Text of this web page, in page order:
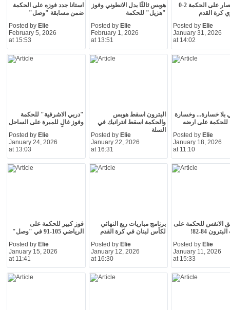
استانا جدد فوزه على الحكمة
ضمن مسابقة "وصل"
Posted by Elie
February 5, 2026
at 15:53
هوبس ثالثًا بدل الانطوني وفوز
"هزيل" للحكمة
Posted by Elie
February 1, 2026
at 13:51
فوز الانصار على الحكمة 2-0
كرة القدم
Posted by Elie
January 31, 2026
at 14:02
"دربي الاشرفية" للحكمة
وفوز غالٍ للمبرة على الساحل
Posted by Elie
January 24, 2026
at 13:03
البترون اسقط هوبس
والحكمة اسقط انترانيك في
السلة
Posted by Elie
January 22, 2026
at 16:31
بلا خسارة... وخسارة
على ارضه
Posted by Elie
January 18, 2026
at 11:10
فوز كبير للحكمة على
الرياضي 105-91 في "وصل"
Posted by Elie
January 15, 2026
at 11:41
برنامج مباريات ربع النهائي
لكأس لبنان في كرة القدم
Posted by Elie
January 12, 2026
at 16:30
الانفس للحكمة على
84-82!
Posted by Elie
January 11, 2026
at 15:33